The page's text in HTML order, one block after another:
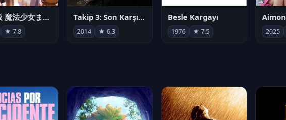
劇場版 魔法少女まどか☆マギカ[新編]叛逆の物語
★ 7.8
Takip 3: Son Karşılaşma
2014 ★ 6.3
Besle Kargayı
1976 ★ 7.5 2025